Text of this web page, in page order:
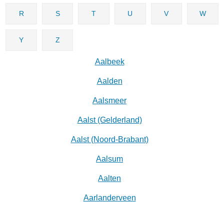
R S T U V W
Y Z
Aalbeek
Aalden
Aalsmeer
Aalst (Gelderland)
Aalst (Noord-Brabant)
Aalsum
Aalten
Aarlanderveen